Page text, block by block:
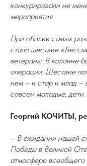
конкурировали не
мероприятия.
При обилии самых
стало шествие
ветераны. В колонне
операции. Шествие
нем – и стар и млад –
совсем молодые, дети.
Георгий КОЧИТЫ,
– В ожидании нашей
Победы в Великой
атмосфере